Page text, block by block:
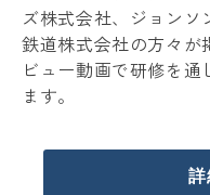
ズ株式会社、ジョン
鉄道株式会社の方々が
ビュー動画で研修を
ます。